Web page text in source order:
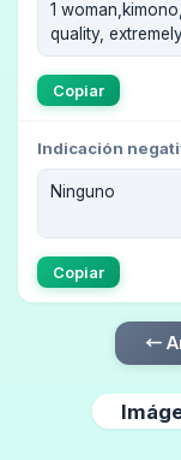
Copiar
Indicación
Copiar
←